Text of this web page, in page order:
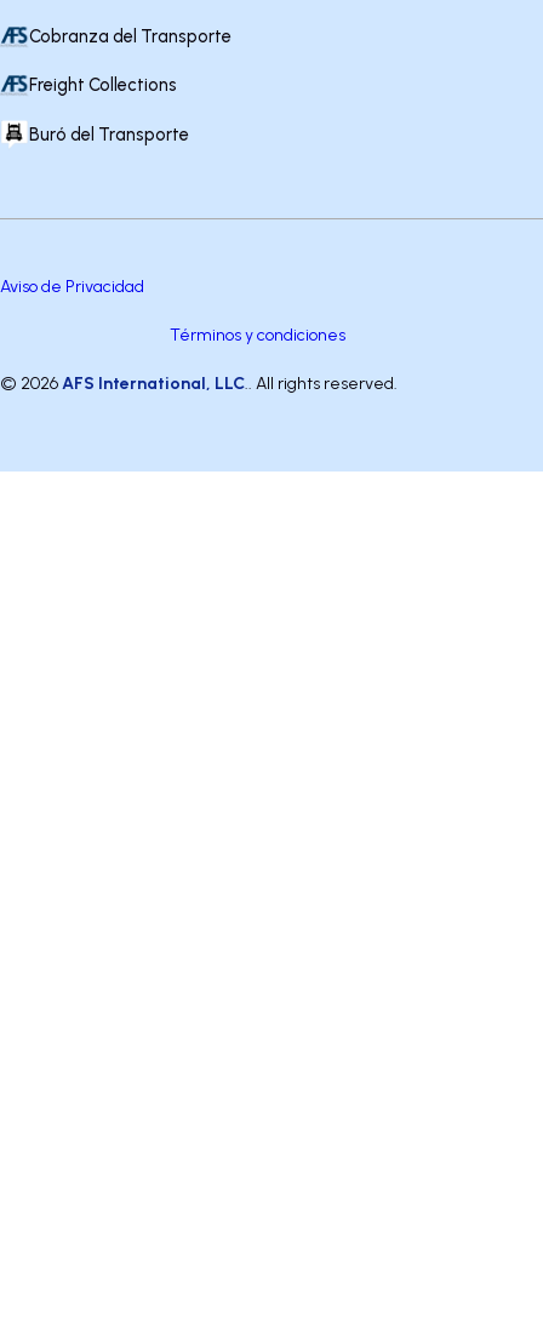
Cobranza del Transporte
Freight Collections
Buró del Transporte
© 2026AFS International, LLC.. All rights reserved.
Términos y condiciones
Aviso de Privacidad